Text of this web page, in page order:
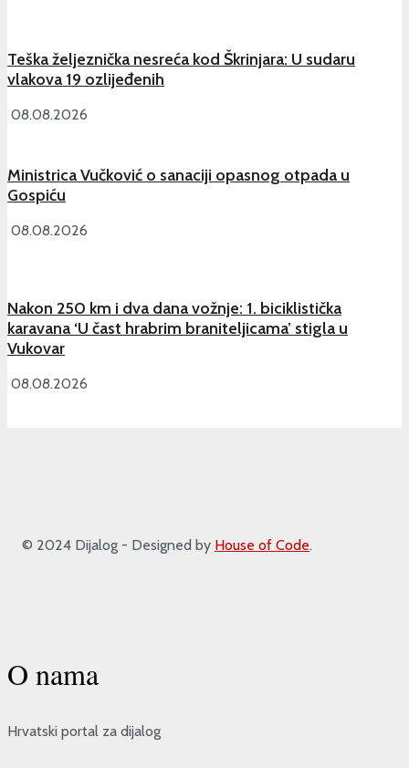
Teška željeznička nesreća kod Škrinjara: U sudaru
vlakova 19 ozlijeđenih
08.08.2026
Ministrica Vučković o sanaciji opasnog otpada u
Gospiću
08.08.2026
Nakon 250 km i dva dana vožnje: 1. biciklistička
karavana ‘U čast hrabrim braniteljicama’ stigla u
Vukovar
08.08.2026
© 2024 Dijalog - Designed by House of Code.
O nama
Hrvatski portal za dijalog